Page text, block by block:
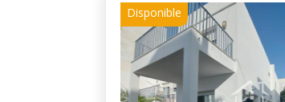
Disponible